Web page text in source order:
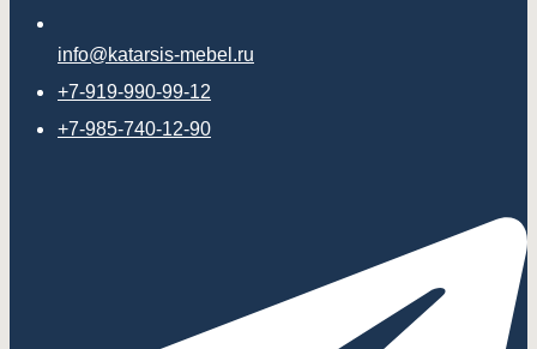
info@katarsis-mebel.ru
+7-919-990-99-12
+7-985-740-12-90